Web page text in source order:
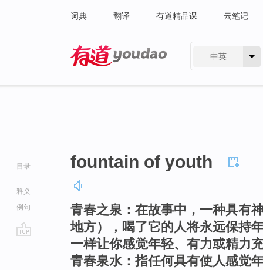
词典 翻译 有道精品课 云笔记
中英
目录
释义
例句
fountain of youth
青春之泉：在故事中，一种具有
地方），喝了它的人将永远保持
一样让你感觉年轻、有力或精力
青春泉水：指任何具有使人感觉